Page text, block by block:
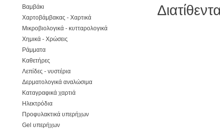
Βαμβάκι
Χαρτοβάμβακας - Χαρτικά
Μικροβιολογικά - κυτταρολογικά
Χημικά - Χρώσεις
Ράμματα
Καθετήρες
Λεπίδες - νυστέρια
Δερματολογικά αναλώσιμα
Καταγραφικά χαρτιά
Ηλεκτρόδια
Προφυλακτικά υπερήχων
Gel υπερήχων